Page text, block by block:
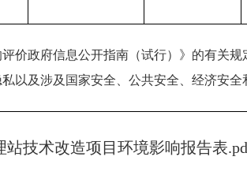
价政府信息公开指南（试行）》的有关
以及涉及国家安全、公共安全、经济安全
技术改造项目环境影响报告表